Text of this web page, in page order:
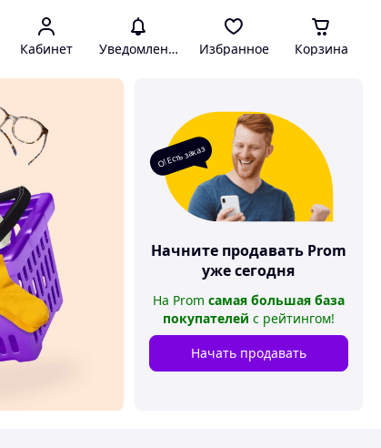
Кабинет Уведомления Избранное Корзина
О! Есть заказ
Начните продавать Prom
уже сегодня
На Prom самая большая база
покупателей с рейтингом!
Начать продавать